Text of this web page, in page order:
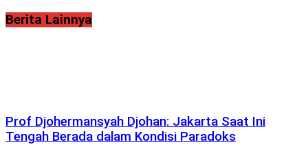
Berita Lainnya
Prof Djohermansyah Djohan: Jakarta Saat Ini
Tengah Berada dalam Kondisi Paradoks